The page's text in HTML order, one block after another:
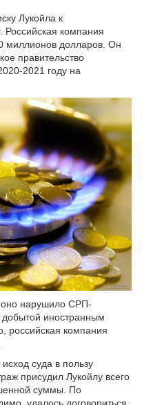
Лукойла к
Российская компания
миллионов долларов. Он
правительство
2021 году на
нарушило СРП-
иностранным
российская компания
суда в пользу
присудил Лукойлу всего
суммы. По
удалось договориться.